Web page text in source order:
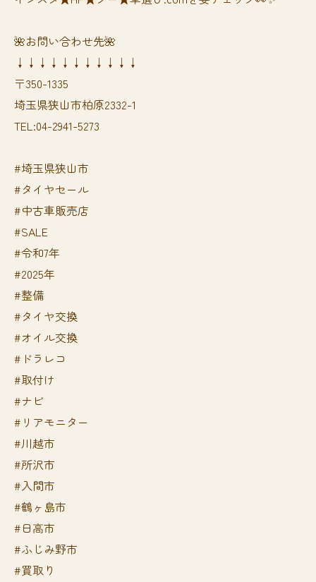
🌺お問い合わせ先🌺
↓↓↓↓↓↓↓↓↓↓↓
〒350-1335
埼玉県狭山市柏原2332-1
TEL:04-2941-5273
#埼玉県狭山市
#タイヤセール
#中古車販売店
#SALE
#令和7年
#2025年
#整備
#タイヤ交換
#オイル交換
#ドラレコ
#取付け
#ナビ
#リアモニター
#川越市
#所沢市
#入間市
#鶴ヶ島市
#日高市
#ふじみ野市
#買取り